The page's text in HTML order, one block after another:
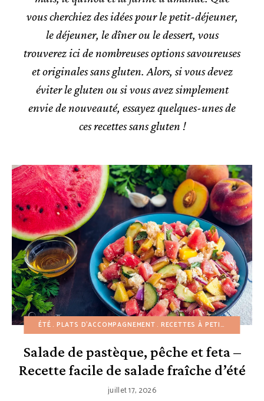
vous cherchiez des idées pour le petit-déjeuner,
le déjeuner, le dîner ou le dessert, vous
trouverez ici de nombreuses options savoureuses
et originales sans gluten. Alors, si vous devez
éviter le gluten ou si vous avez simplement
envie de nouveauté, essayez quelques-unes de
ces recettes sans gluten !
ÉTÉ PLATS D'ACCOMPAGNEMENT RECETTES À PETIT BUDGET
Salade de pastèque, pêche et feta –
Recette facile de salade fraîche d’été
juillet 17, 2026